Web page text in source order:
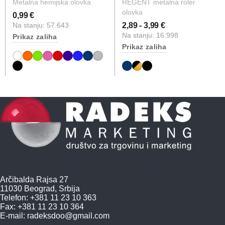
Metalna hemijska olovka
0,99 €
Na stanju: 57.643
Prikaz zaliha
REGENT metalna roler
olovka
2,89 - 3,99 €
Na stanju: 16.998
Prikaz zaliha
Arčibalda Rajsa 27
11030 Beograd, Srbija
Telefon: +381 11 23 10 363
Fax: +381 11 23 10 364
E-mail: radeksdoo@gmail.com